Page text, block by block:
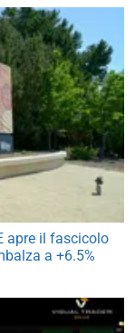
apre il fascicolo
a +6.5%